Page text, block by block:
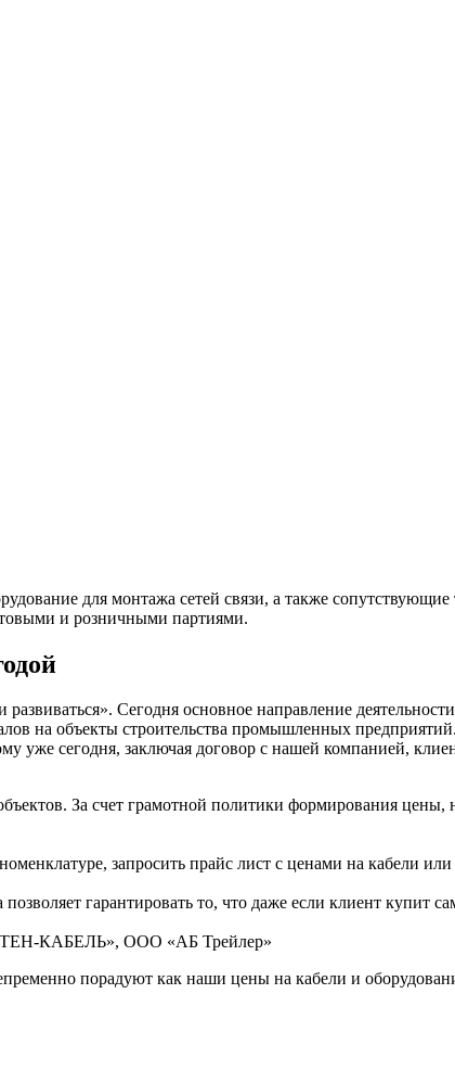
для монтажа сетей связи, а также
и розничными партиями.
Сегодня основное направление
на объекты строительства промышленных
уже сегодня, заключая договор с нашей компанией,
За счет грамотной политики формирования
запросить прайс лист с ценами на кабели
гарантировать то, что даже если клиент купит
КАБЕЛЬ», ООО «АБ Трейлер»
порадуют как наши цены на кабели и